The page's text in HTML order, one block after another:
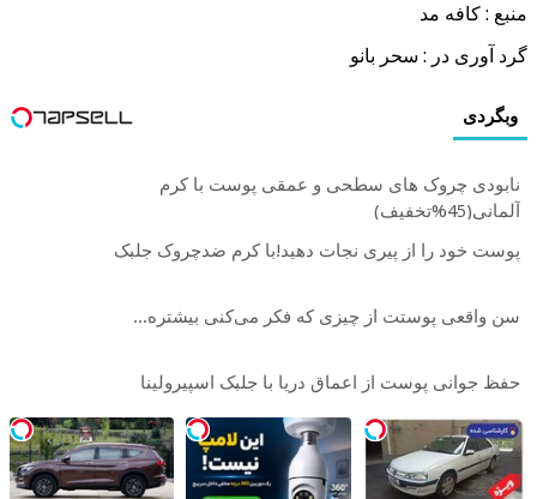
منبع : کافه مد
گرد آوری در : سحر بانو
وبگردی
نابودی چروک های سطحی و عمقی پوست با کرم
آلمانی(45%تخفیف)
پوست خود را از پیری نجات دهید!با کرم ضدچروک جلبک
سن واقعی پوستت از چیزی که فکر می‌کنی بیشتره...
حفظ جوانی پوست از اعماق دریا با جلبک اسپیرولینا